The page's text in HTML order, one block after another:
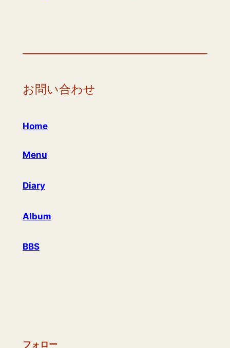
お問い合わせ
Home
Menu
Diary
Album
BBS
フォロー